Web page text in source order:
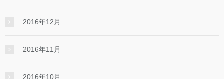
2016年12月
2016年11月
2016年10月